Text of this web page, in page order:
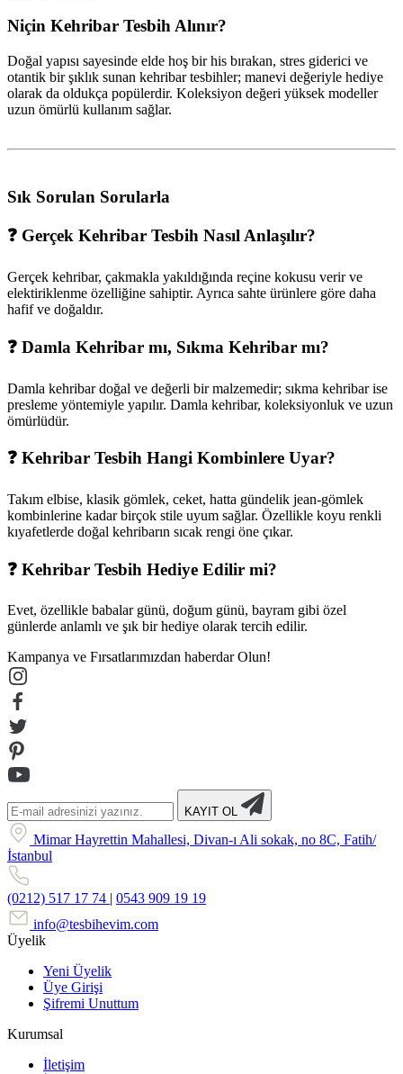
Niçin Kehribar Tesbih Alınır?
Doğal yapısı sayesinde elde hoş bir his bırakan, stres giderici ve
otantik bir şıklık sunan kehribar tesbihler; manevi değeriyle hediye
olarak da oldukça popülerdir. Koleksiyon değeri yüksek modeller
uzun ömürlü kullanım sağlar.
Sık Sorulan Sorularla
❓ Gerçek Kehribar Tesbih Nasıl Anlaşılır?
Gerçek kehribar, çakmakla yakıldığında reçine kokusu verir ve
elektiriklenme özelliğine sahiptir. Ayrıca sahte ürünlere göre daha
hafif ve doğaldır.
❓ Damla Kehribar mı, Sıkma Kehribar mı?
Damla kehribar doğal ve değerli bir malzemedir; sıkma kehribar ise
presleme yöntemiyle yapılır. Damla kehribar, koleksiyonluk ve uzun
ömürlüdür.
❓ Kehribar Tesbih Hangi Kombinlere Uyar?
Takım elbise, klasik gömlek, ceket, hatta gündelik jean-gömlek
kombinlerine kadar birçok stile uyum sağlar. Özellikle koyu renkli
kıyafetlerde doğal kehribarın sıcak rengi öne çıkar.
❓ Kehribar Tesbih Hediye Edilir mi?
Evet, özellikle babalar günü, doğum günü, bayram gibi özel
günlerde anlamlı ve şık bir hediye olarak tercih edilir.
Kampanya ve Fırsatlarımızdan haberdar Olun!
KAYIT OL
Mimar Hayrettin Mahallesi, Divan-ı Ali sokak, no 8C, Fatih/
İstanbul
(0212) 517 17 74
0543 909 19 19
info@tesbihevim.com
Üyelik
Yeni Üyelik
Üye Girişi
Şifremi Unuttum
Kurumsal
İletişim